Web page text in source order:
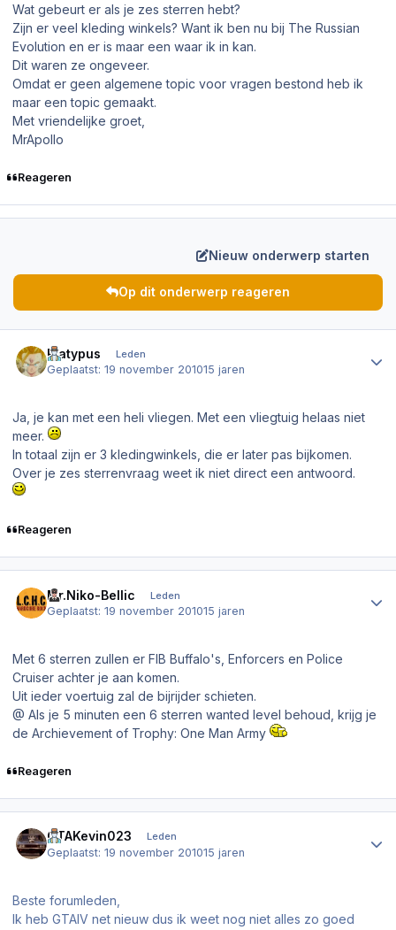
Wat gebeurt er als je zes sterren hebt?
Zijn er veel kleding winkels? Want ik ben nu bij The Russian
Evolution en er is maar een waar ik in kan.
Dit waren ze ongeveer.
Omdat er geen algemene topic voor vragen bestond heb ik
maar een topic gemaakt.
Met vriendelijke groet,
MrApollo
Reageren
Nieuw onderwerp starten
Op dit onderwerp reageren
Platypus Leden
Geplaatst:19 november 201015 jaren
Ja, je kan met een heli vliegen. Met een vliegtuig helaas niet
meer.
In totaal zijn er 3 kledingwinkels, die er later pas bijkomen.
Over je zes sterrenvraag weet ik niet direct een antwoord.
Reageren
Mr.Niko-Bellic Leden
Geplaatst:19 november 201015 jaren
Met 6 sterren zullen er FIB Buffalo's, Enforcers en Police
Cruiser achter je aan komen.
Uit ieder voertuig zal de bijrijder schieten.
@ Als je 5 minuten een 6 sterren wanted level behoud, krijg je
de Archievement of Trophy: One Man Army
Reageren
GTAKevin023 Leden
Geplaatst:19 november 201015 jaren
Beste forumleden,
Ik heb GTAIV net nieuw dus ik weet nog niet alles zo goed